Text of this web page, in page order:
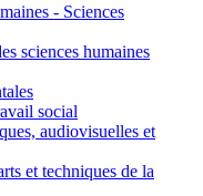
- Sciences
sciences humaines
social
audiovisuelles et
et techniques de la